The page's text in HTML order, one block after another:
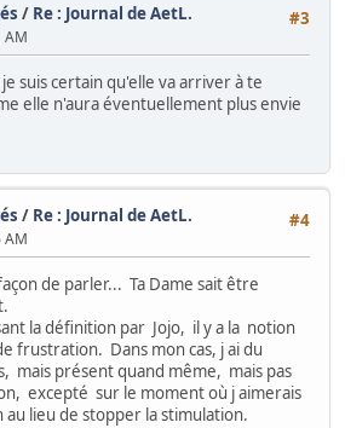
#3
/ Re : Journal de AetL.
AM
suis certain qu'elle va arriver à te
elle n'aura éventuellement plus envie
#4
/ Re : Journal de AetL.
AM
de parler... Ta Dame sait être
la définition par Jojo, il y a la notion
frustration. Dans mon cas, j ai du
mais présent quand même, mais pas
excepté sur le moment où j aimerais
lieu de stopper la stimulation.